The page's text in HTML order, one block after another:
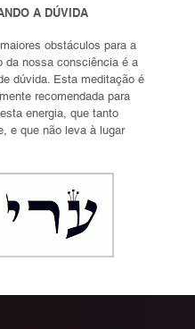
A DÚVIDA
obstáculos para a
da nossa consciência é a
dúvida. Esta meditação é
recomendada para
energia, que tanto
e que não leva à lugar